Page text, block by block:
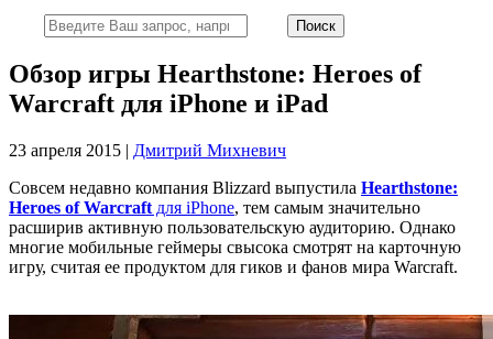
Обзор игры Hearthstone: Heroes of
Warcraft для iPhone и iPad
23 апреля 2015 | Дмитрий Михневич
Совсем недавно компания Blizzard выпустила Hearthstone:
Heroes of Warcraft для iPhone, тем самым значительно
расширив активную пользовательскую аудиторию. Однако
многие мобильные геймеры свысока смотрят на карточную
игру, считая ее продуктом для гиков и фанов мира Warcraft.